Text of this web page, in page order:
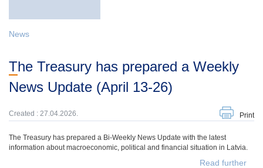
News
The Treasury has prepared a Weekly
News Update (April 13-26)
Created : 27.04.2026. Print
The Treasury has prepared a Bi-Weekly News Update with the latest
information about macroeconomic, political and financial situation in Latvia.
Read further